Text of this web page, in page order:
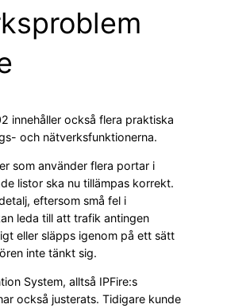
innehåller också flera praktiska
och nätverksfunktionerna.
som använder flera portar i
listor ska nu tillämpas korrekt.
eftersom små fel i
leda till att trafik antingen
eller släpps igenom på ett sätt
inte tänkt sig.
System, alltså IPFire:s
också justerats. Tidigare kunde